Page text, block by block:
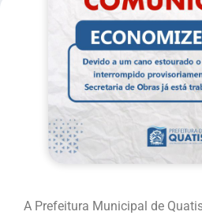
A Prefeitura Municipal de